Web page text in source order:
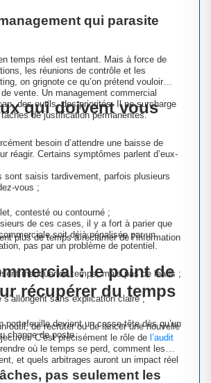
qui parasite
temps réel est tentant. Mais à force de
les réunions de contrôle et les
on grignote ce qu’on prétend vouloir
vente. Un management commercial
des outils, des priorités. Il ne surcharge
de justification permanentes.
qui doivent vous
besoin d’attendre une baisse de
réagir. Certains symptômes parlent d’eux-
sont saisis tardivement, parfois plusieurs
vous ;
contesté ou contourné ;
plus de temps à réclamer de l’information
manquer de temps, mais pas de leads ;
sans explication claire ;
portefeuille devient un casse-tête dès qu’un
change de poste.
de ces cases, il y a fort à parier que
soit déjà pénalisée par un
pas par un problème de potentiel.
: le point de
récupérer du temps
outil, de recruter ou de lancer une nouvelle
C’est précisément le rôle de l’audit
où le temps se perd, comment les
et quels arbitrages auront un impact réel
pas seulement les